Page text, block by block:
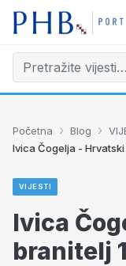
Početna › Blog ›
Ivica Čogelja - Hrvatski
VIJESTI
Ivica
branitelj